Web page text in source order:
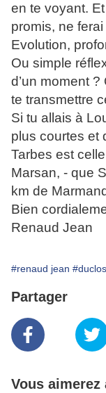
en te voyant.
promis, ne ferai
Evolution,
Ou simple
d’un moment ?
te transmettre
Si tu allais à
plus courtes et
Tarbes est
Marsan, - que
km de
Bien
Renaud Jean
#renaud jean #duclos
Partager
Vous aimerez